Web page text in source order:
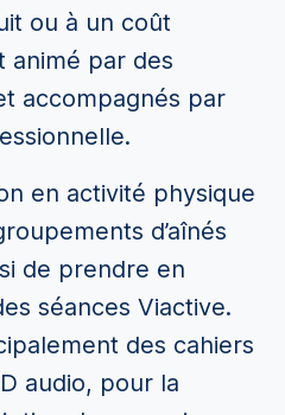
ou à un coût
animé par des
accompagnés par
en activité physique
d’aînés
de prendre en
séances Viactive.
des cahiers
audio, pour la